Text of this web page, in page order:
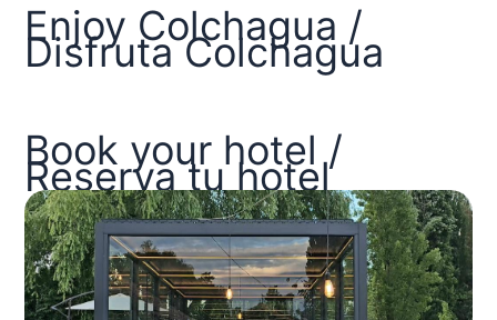
Enjoy Colchagua /
Disfruta Colchagua
Book your hotel /
Reserva tu hotel